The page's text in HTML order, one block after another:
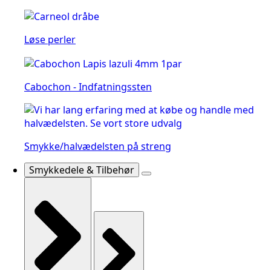
Løse perler
Cabochon - Indfatningssten
Smykke/halvædelsten på streng
Smykkedele & Tilbehør